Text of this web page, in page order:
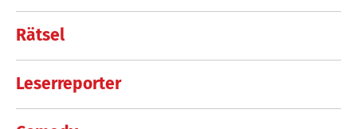
Rätsel
Leserreporter